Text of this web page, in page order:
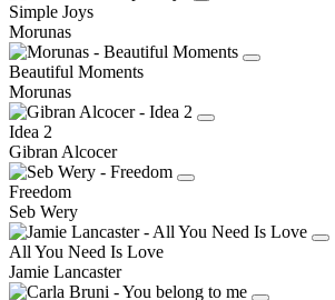
Simple Joys
Morunas
Beautiful Moments
Morunas
Idea 2
Gibran Alcocer
Freedom
Seb Wery
All You Need Is Love
Jamie Lancaster